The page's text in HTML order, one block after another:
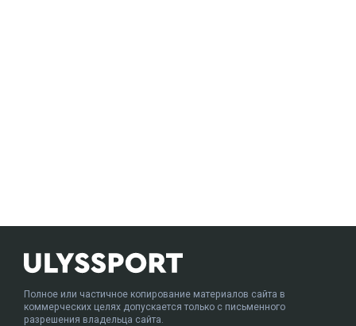
Полное или частичное копирование материалов сайта в
коммерческих целях допускается только с письменного
разрешения владельца сайта.